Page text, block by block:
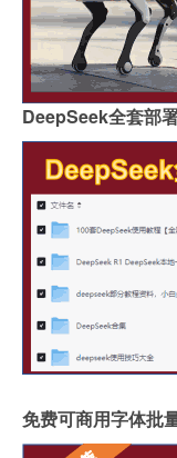
DeepSeek全套部
免费可商用字体批